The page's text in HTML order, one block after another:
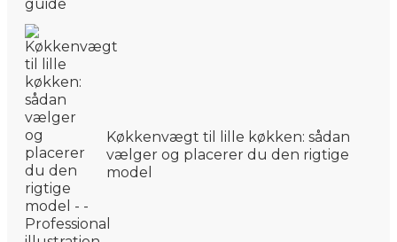
Køkkenvægt til lille køkken: sådan
vælger og placerer du den rigtige
model